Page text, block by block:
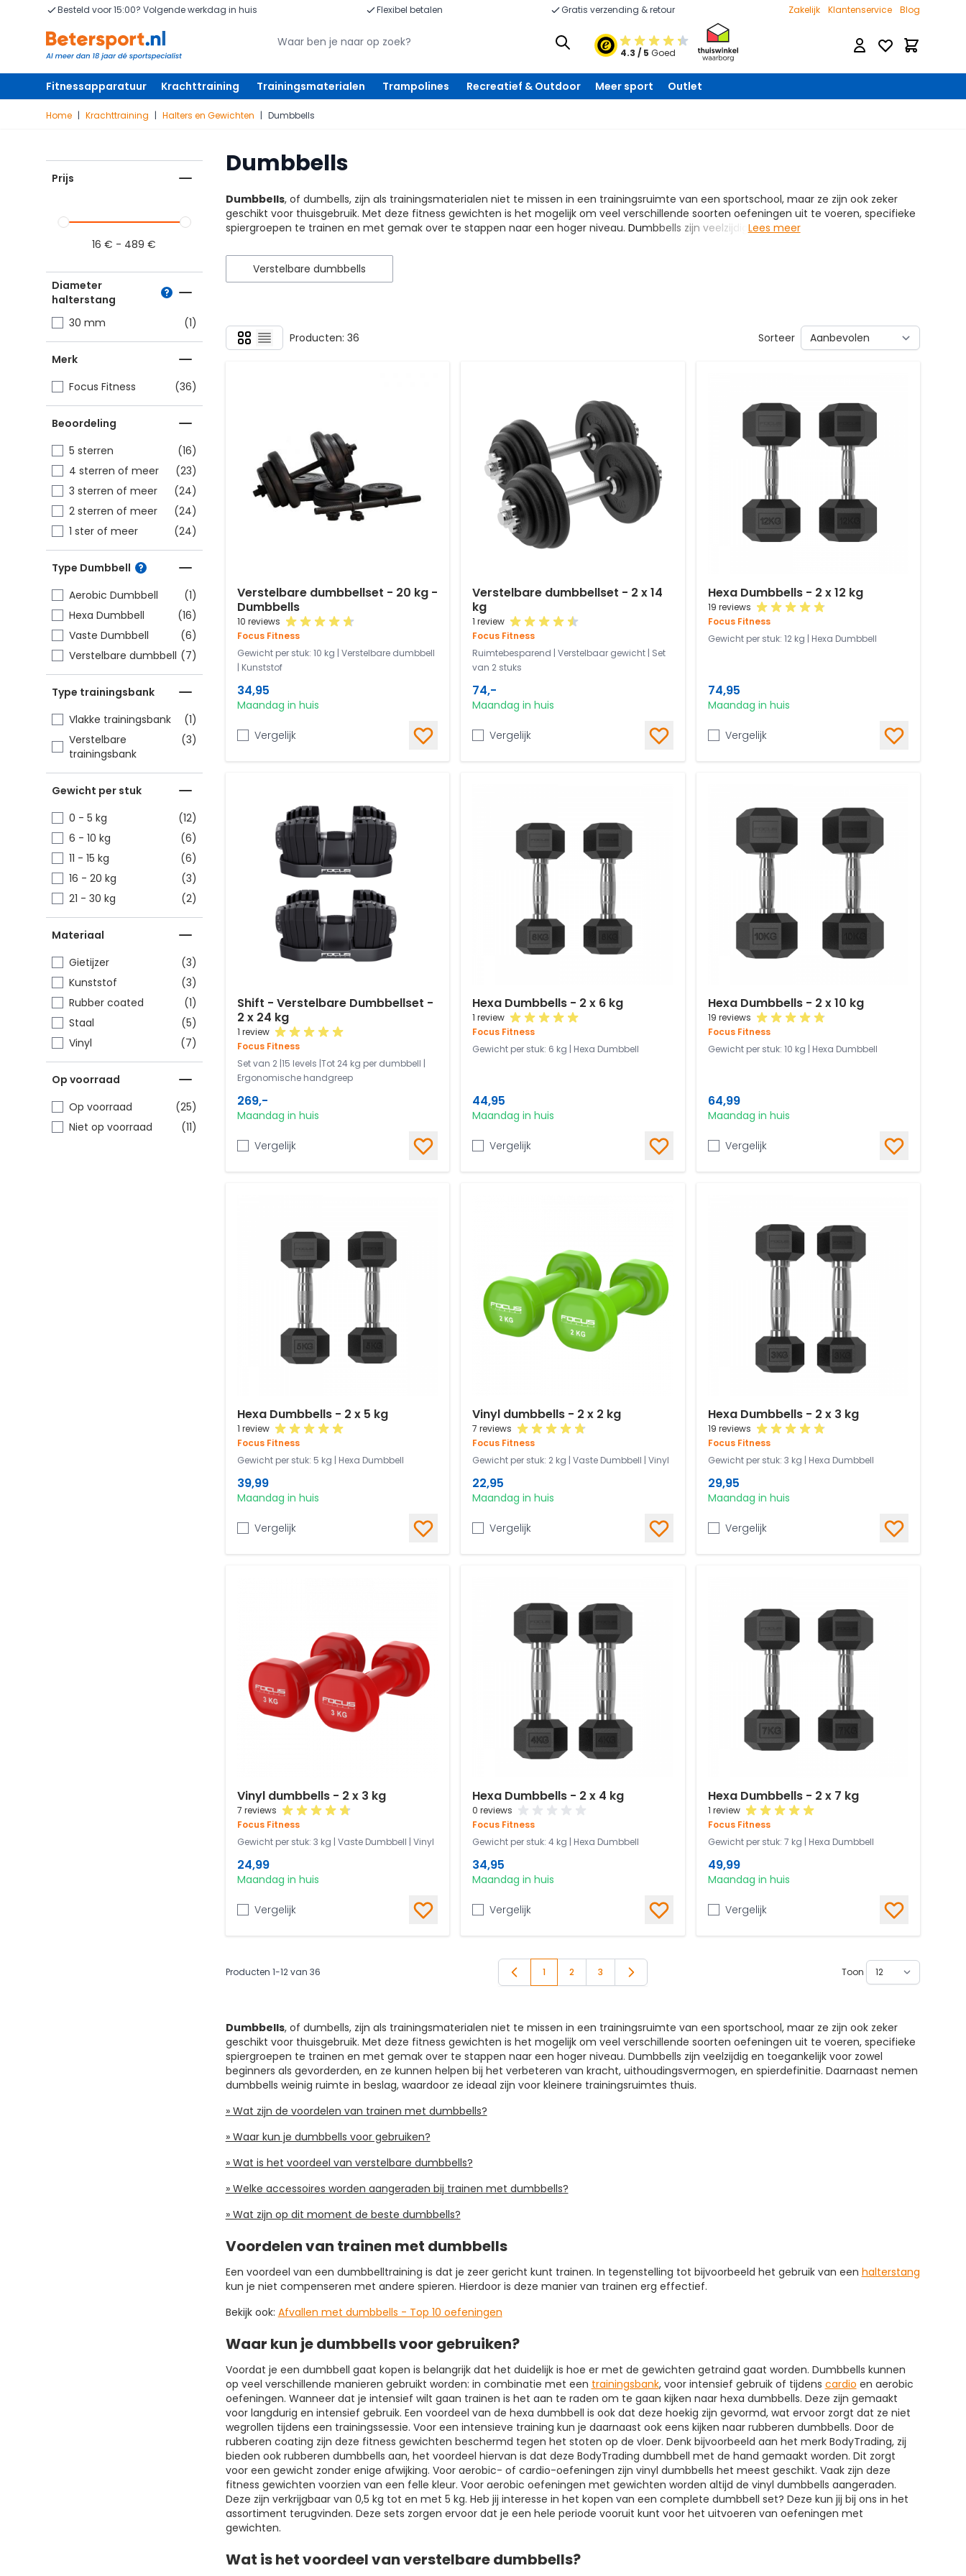
Ga naar de inhoudBesteld voor 15:00? Volgende werkdag in huis Flexibel betalen Gratis verzending & retour Zakelijk Klantenservice Blog
Zoeken
4.3 / 5 Goed
Verlanglijst
Fitnessapparatuur Krachttraining Trainingsmaterialen Trampolines Recreatief & Outdoor Meer sport Outlet
Home | Krachttraining | Halters en Gewichten | Dumbbells
Prijs
16 € - 489 €
Diameter
halterstang
30 mm
(1)
Merk
Focus Fitness
(36)
Beoordeling
5 sterren
(16)
4 sterren of meer
(23)
3 sterren of meer
(24)
2 sterren of meer
(24)
1 ster of meer
(24)
Type Dumbbell
Aerobic Dumbbell
(1)
Hexa Dumbbell
(16)
Vaste Dumbbell
(6)
Verstelbare dumbbell (7)
Type trainingsbank
Vlakke trainingsbank
(1)
Verstelbare
trainingsbank
(3)
Gewicht per stuk
0 - 5 kg
(12)
6 - 10 kg
(6)
11 - 15 kg
(6)
16 - 20 kg
(3)
21 - 30 kg
(2)
Materiaal
Gietijzer
(3)
Kunststof
(3)
Rubber coated
(1)
Staal
(5)
Vinyl
(7)
Op voorraad
Op voorraad
(25)
Niet op voorraad
(11)
Dumbbells
Dumbbells, of dumbells, zijn als trainingsmaterialen niet te missen in een trainingsruimte van een sportschool, maar ze zijn ook zeker
geschikt voor thuisgebruik. Met deze fitness gewichten is het mogelijk om veel verschillende soorten oefeningen uit te voeren, specifieke
spiergroepen te trainen en met gemak over te stappen naar een hoger niveau. Dumbbells zijn veelzijdig Lees meer
Verstelbare dumbbells
Producten:36
Foto-tabel
Lijst Sorteer
10 reviews
Verstelbare dumbbellset - 20 kg -
Dumbbells
Focus Fitness
Gewicht per stuk: 10 kg | Verstelbare dumbbell
| Kunststof
34,95
Maandag in huis
Vergelijk
1 review
Verstelbare dumbbellset - 2 x 14
kg
Focus Fitness
Ruimtebesparend | Verstelbaar gewicht | Set
van 2 stuks
74,-
Maandag in huis
Vergelijk
19 reviews
Hexa Dumbbells - 2 x 12 kg
Focus Fitness
Gewicht per stuk: 12 kg | Hexa Dumbbell
74,95
Maandag in huis
Vergelijk
1 review
Shift - Verstelbare Dumbbellset -
2 x 24 kg
Focus Fitness
Set van 2 |15 levels |Tot 24 kg per dumbbell |
Ergonomische handgreep
269,-
Maandag in huis
Vergelijk
1 review
Hexa Dumbbells - 2 x 6 kg
Focus Fitness
Gewicht per stuk: 6 kg | Hexa Dumbbell
44,95
Maandag in huis
Vergelijk
19 reviews
Hexa Dumbbells - 2 x 10 kg
Focus Fitness
Gewicht per stuk: 10 kg | Hexa Dumbbell
64,99
Maandag in huis
Vergelijk
1 review
Hexa Dumbbells - 2 x 5 kg
Focus Fitness
Gewicht per stuk: 5 kg | Hexa Dumbbell
39,99
Maandag in huis
Vergelijk
7 reviews
Vinyl dumbbells - 2 x 2 kg
Focus Fitness
Gewicht per stuk: 2 kg | Vaste Dumbbell | Vinyl
22,95
Maandag in huis
Vergelijk
19 reviews
Hexa Dumbbells - 2 x 3 kg
Focus Fitness
Gewicht per stuk: 3 kg | Hexa Dumbbell
29,95
Maandag in huis
Vergelijk
7 reviews
Vinyl dumbbells - 2 x 3 kg
Focus Fitness
Gewicht per stuk: 3 kg | Vaste Dumbbell | Vinyl
24,99
Maandag in huis
Vergelijk
0 reviews
Hexa Dumbbells - 2 x 4 kg
Focus Fitness
Gewicht per stuk: 4 kg | Hexa Dumbbell
34,95
Maandag in huis
Vergelijk
1 review
Hexa Dumbbells - 2 x 7 kg
Focus Fitness
Gewicht per stuk: 7 kg | Hexa Dumbbell
49,99
Maandag in huis
Vergelijk
Producten 1-12van 36 Je leest momenteel pagina
1 Pagina
2 Pagina
3 Toon
Dumbbells, of dumbells, zijn als trainingsmaterialen niet te missen in een trainingsruimte van een sportschool, maar ze zijn ook zeker
geschikt voor thuisgebruik. Met deze fitness gewichten is het mogelijk om veel verschillende soorten oefeningen uit te voeren, specifieke
spiergroepen te trainen en met gemak over te stappen naar een hoger niveau. Dumbbells zijn veelzijdig en toegankelijk voor zowel
beginners als gevorderden, en ze kunnen helpen bij het verbeteren van kracht, uithoudingsvermogen, en spierdefinitie. Daarnaast nemen
dumbbells weinig ruimte in beslag, waardoor ze ideaal zijn voor kleinere trainingsruimtes thuis.
» Wat zijn de voordelen van trainen met dumbbells?
» Waar kun je dumbbells voor gebruiken?
» Wat is het voordeel van verstelbare dumbbells?
» Welke accessoires worden aangeraden bij trainen met dumbbells?
» Wat zijn op dit moment de beste dumbbells?
Voordelen van trainen met dumbbells
Een voordeel van een dumbbelltraining is dat je zeer gericht kunt trainen. In tegenstelling tot bijvoorbeeld het gebruik van een halterstang
kun je niet compenseren met andere spieren. Hierdoor is deze manier van trainen erg effectief.
Bekijk ook: Afvallen met dumbbells - Top 10 oefeningen
Waar kun je dumbbells voor gebruiken?
Voordat je een dumbbell gaat kopen is belangrijk dat het duidelijk is hoe er met de gewichten getraind gaat worden. Dumbbells kunnen
op veel verschillende manieren gebruikt worden: in combinatie met een trainingsbank, voor intensief gebruik of tijdens cardio en aerobic
oefeningen. Wanneer dat je intensief wilt gaan trainen is het aan te raden om te gaan kijken naar hexa dumbbells. Deze zijn gemaakt
voor langdurig en intensief gebruik. Een voordeel van de hexa dumbbell is ook dat deze hoekig zijn gevormd, wat ervoor zorgt dat ze niet
wegrollen tijdens een trainingssessie. Voor een intensieve training kun je daarnaast ook eens kijken naar rubberen dumbbells. Door de
rubberen coating zijn deze fitness gewichten beschermd tegen het stoten op de vloer. Denk bijvoorbeeld aan het merk BodyTrading, zij
bieden ook rubberen dumbbells aan, het voordeel hiervan is dat deze BodyTrading dumbbell met de hand gemaakt worden. Dit zorgt
voor een gewicht zonder enige afwijking. Voor aerobic- of cardio-oefeningen zijn vinyl dumbbells het meest geschikt. Vaak zijn deze
fitness gewichten voorzien van een felle kleur. Voor aerobic oefeningen met gewichten worden altijd de vinyl dumbbells aangeraden.
Deze zijn verkrijgbaar van 0,5 kg tot en met 5 kg. Heb jij interesse in het kopen van een complete dumbbell set? Deze kun jij bij ons in het
assortiment terugvinden. Deze sets zorgen ervoor dat je een hele periode vooruit kunt voor het uitvoeren van oefeningen met
gewichten.
Wat is het voordeel van verstelbare dumbbells?